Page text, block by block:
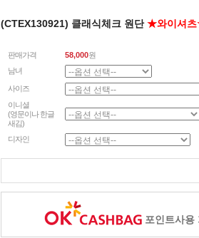
(CTEX130921) 클래식체크 원단★와이셔
판매가격 58,000원
남녀
사이즈
이니셜
(영문이나 한글
새김)
디자인
포인트사용